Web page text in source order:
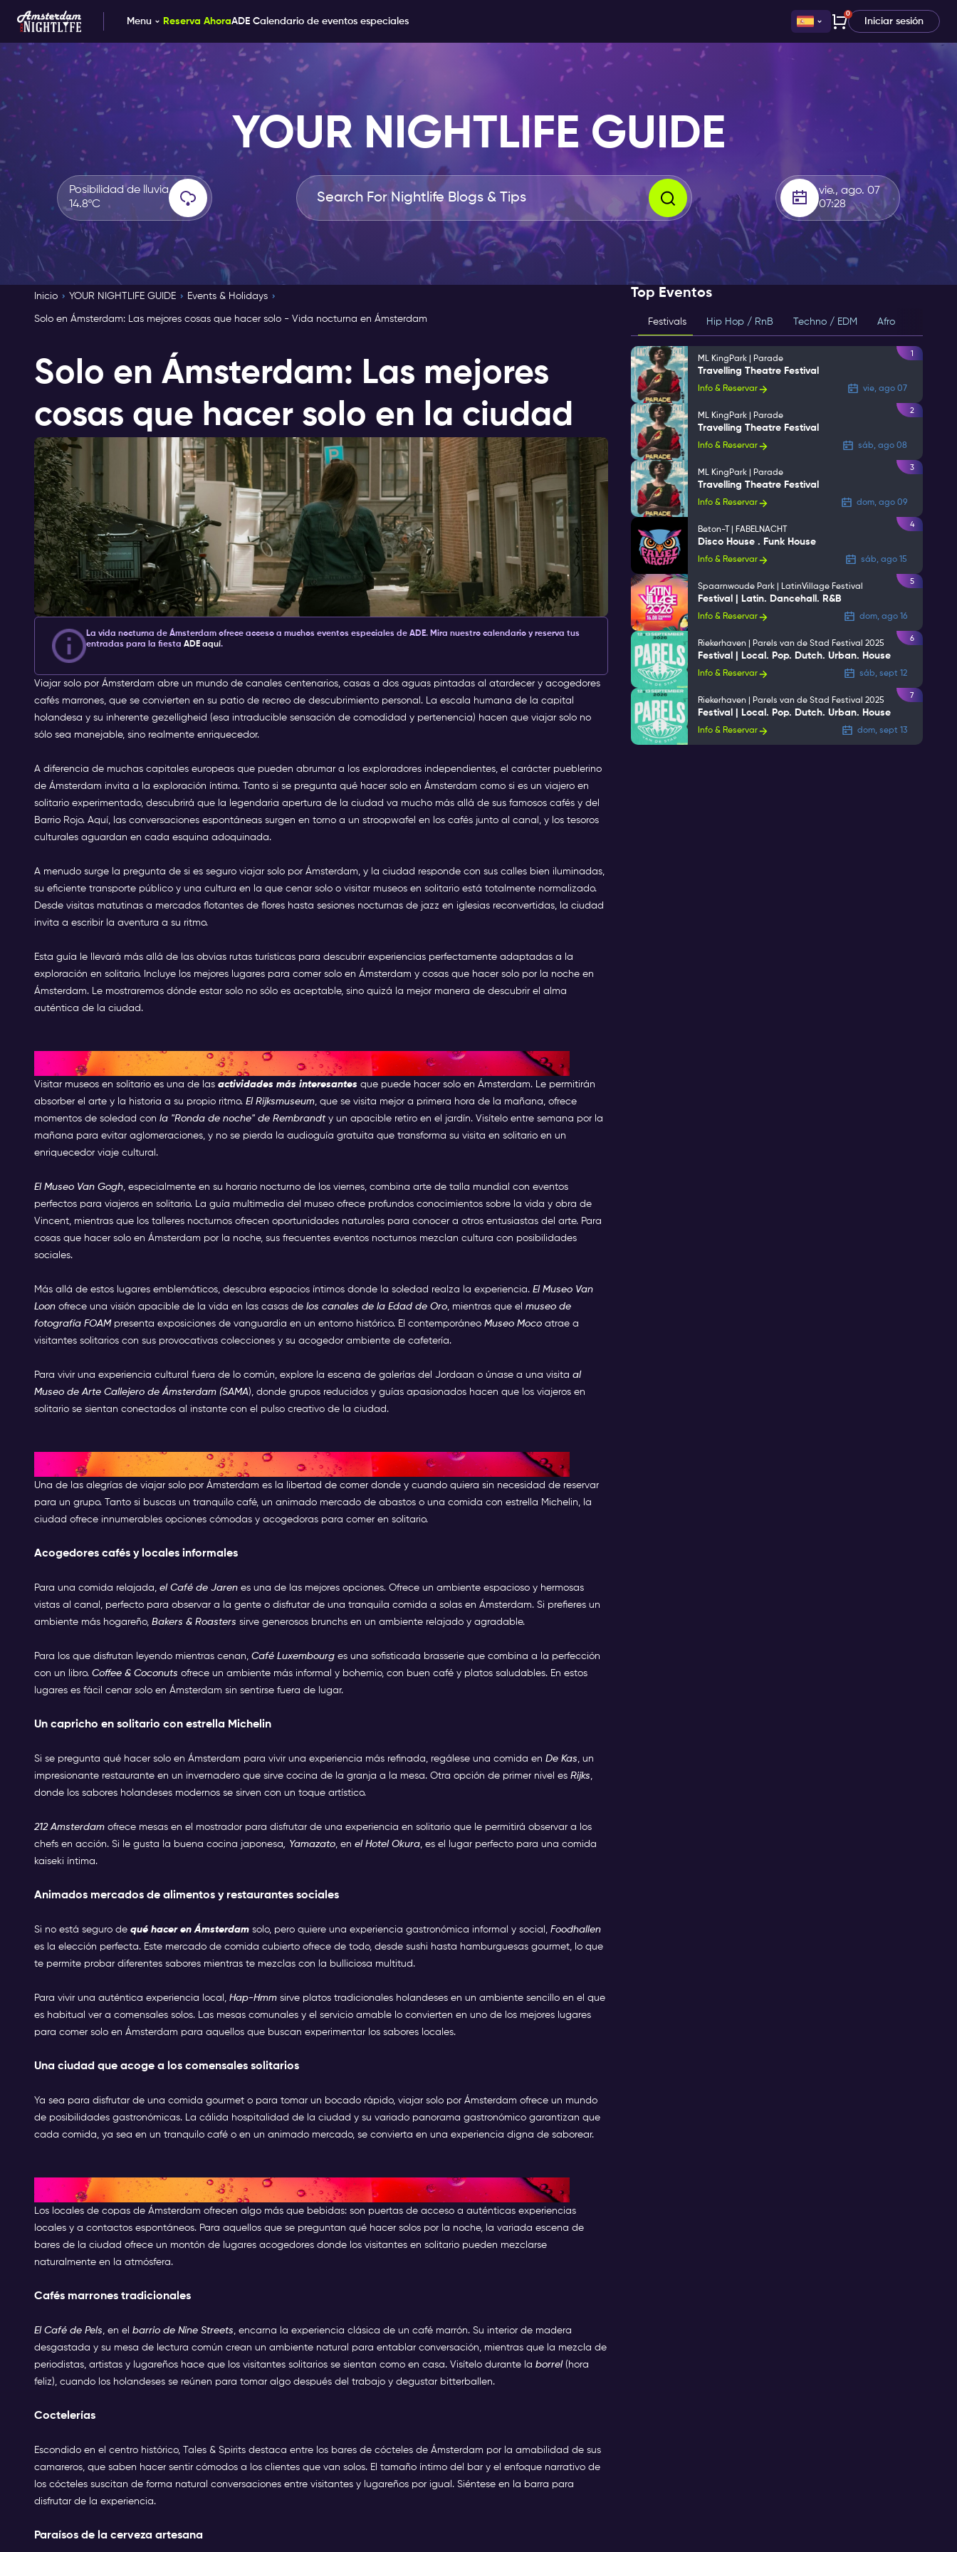
Menu Reserva AhoraADE Calendario de eventos especiales
0
Iniciar sesión
YOUR NIGHTLIFE GUIDE
Posibilidad de lluvia
14.8ºC
vie., ago. 07
07:28
Inicio YOUR NIGHTLIFE GUIDE Events & Holidays
Solo en Ámsterdam: Las mejores cosas que hacer solo - Vida nocturna en Ámsterdam
Solo en Ámsterdam: Las mejores
cosas que hacer solo en la ciudad
La vida nocturna de Ámsterdam ofrece acceso a muchos eventos especiales de ADE. Mira nuestro calendario y reserva tus
entradas para la fiesta ADE aquí.
Viajar solo por Ámsterdam abre un mundo de canales centenarios, casas a dos aguas pintadas al atardecer y acogedores
cafés marrones, que se convierten en su patio de recreo de descubrimiento personal. La escala humana de la capital
holandesa y su inherente gezelligheid (esa intraducible sensación de comodidad y pertenencia) hacen que viajar solo no
sólo sea manejable, sino realmente enriquecedor.
A diferencia de muchas capitales europeas que pueden abrumar a los exploradores independientes, el carácter pueblerino
de Ámsterdam invita a la exploración íntima. Tanto si se pregunta qué hacer solo en Ámsterdam como si es un viajero en
solitario experimentado, descubrirá que la legendaria apertura de la ciudad va mucho más allá de sus famosos cafés y del
Barrio Rojo. Aquí, las conversaciones espontáneas surgen en torno a un stroopwafel en los cafés junto al canal, y los tesoros
culturales aguardan en cada esquina adoquinada.
A menudo surge la pregunta de si es seguro viajar solo por Ámsterdam, y la ciudad responde con sus calles bien iluminadas,
su eficiente transporte público y una cultura en la que cenar solo o visitar museos en solitario está totalmente normalizado.
Desde visitas matutinas a mercados flotantes de flores hasta sesiones nocturnas de jazz en iglesias reconvertidas, la ciudad
invita a escribir la aventura a su ritmo.
Esta guía le llevará más allá de las obvias rutas turísticas para descubrir experiencias perfectamente adaptadas a la
exploración en solitario. Incluye los mejores lugares para comer solo en Ámsterdam y cosas que hacer solo por la noche en
Ámsterdam. Le mostraremos dónde estar solo no sólo es aceptable, sino quizá la mejor manera de descubrir el alma
auténtica de la ciudad.
Explorar en solitario los tesoros culturales de Ámsterdam
Visitar museos en solitario es una de las actividades más interesantes que puede hacer solo en Ámsterdam. Le permitirán
absorber el arte y la historia a su propio ritmo. El Rijksmuseum, que se visita mejor a primera hora de la mañana, ofrece
momentos de soledad con la "Ronda de noche" de Rembrandt y un apacible retiro en el jardín. Visítelo entre semana por la
mañana para evitar aglomeraciones, y no se pierda la audioguía gratuita que transforma su visita en solitario en un
enriquecedor viaje cultural.
El Museo Van Gogh, especialmente en su horario nocturno de los viernes, combina arte de talla mundial con eventos
perfectos para viajeros en solitario. La guía multimedia del museo ofrece profundos conocimientos sobre la vida y obra de
Vincent, mientras que los talleres nocturnos ofrecen oportunidades naturales para conocer a otros entusiastas del arte. Para
cosas que hacer solo en Ámsterdam por la noche, sus frecuentes eventos nocturnos mezclan cultura con posibilidades
sociales.
Más allá de estos lugares emblemáticos, descubra espacios íntimos donde la soledad realza la experiencia. El Museo Van
Loon ofrece una visión apacible de la vida en las casas de los canales de la Edad de Oro, mientras que el museo de
fotografía FOAM presenta exposiciones de vanguardia en un entorno histórico. El contemporáneo Museo Moco atrae a
visitantes solitarios con sus provocativas colecciones y su acogedor ambiente de cafetería.
Para vivir una experiencia cultural fuera de lo común, explore la escena de galerías del Jordaan o únase a una visita al
Museo de Arte Callejero de Ámsterdam (SAMA), donde grupos reducidos y guías apasionados hacen que los viajeros en
solitario se sientan conectados al instante con el pulso creativo de la ciudad.
Cenar solo en Ámsterdam: Los mejores sitios para comer solo
Una de las alegrías de viajar solo por Ámsterdam es la libertad de comer donde y cuando quiera sin necesidad de reservar
para un grupo. Tanto si buscas un tranquilo café, un animado mercado de abastos o una comida con estrella Michelin, la
ciudad ofrece innumerables opciones cómodas y acogedoras para comer en solitario.
Acogedores cafés y locales informales
Para una comida relajada, el Café de Jaren es una de las mejores opciones. Ofrece un ambiente espacioso y hermosas
vistas al canal, perfecto para observar a la gente o disfrutar de una tranquila comida a solas en Ámsterdam. Si prefieres un
ambiente más hogareño, Bakers & Roasters sirve generosos brunchs en un ambiente relajado y agradable.
Para los que disfrutan leyendo mientras cenan, Café Luxembourg es una sofisticada brasserie que combina a la perfección
con un libro. Coffee & Coconuts ofrece un ambiente más informal y bohemio, con buen café y platos saludables. En estos
lugares es fácil cenar solo en Ámsterdam sin sentirse fuera de lugar.
Un capricho en solitario con estrella Michelin
Si se pregunta qué hacer solo en Ámsterdam para vivir una experiencia más refinada, regálese una comida en De Kas, un
impresionante restaurante en un invernadero que sirve cocina de la granja a la mesa. Otra opción de primer nivel es Rijks,
donde los sabores holandeses modernos se sirven con un toque artístico.
212 Amsterdam ofrece mesas en el mostrador para disfrutar de una experiencia en solitario que le permitirá observar a los
chefs en acción. Si le gusta la buena cocina japonesa, Yamazato, en el Hotel Okura, es el lugar perfecto para una comida
kaiseki íntima.
Animados mercados de alimentos y restaurantes sociales
Si no está seguro de qué hacer en Ámsterdam solo, pero quiere una experiencia gastronómica informal y social, Foodhallen
es la elección perfecta. Este mercado de comida cubierto ofrece de todo, desde sushi hasta hamburguesas gourmet, lo que
te permite probar diferentes sabores mientras te mezclas con la bulliciosa multitud.
Para vivir una auténtica experiencia local, Hap-Hmm sirve platos tradicionales holandeses en un ambiente sencillo en el que
es habitual ver a comensales solos. Las mesas comunales y el servicio amable lo convierten en uno de los mejores lugares
para comer solo en Ámsterdam para aquellos que buscan experimentar los sabores locales.
Una ciudad que acoge a los comensales solitarios
Ya sea para disfrutar de una comida gourmet o para tomar un bocado rápido, viajar solo por Ámsterdam ofrece un mundo
de posibilidades gastronómicas. La cálida hospitalidad de la ciudad y su variado panorama gastronómico garantizan que
cada comida, ya sea en un tranquilo café o en un animado mercado, se convierta en una experiencia digna de saborear.
Los mejores bares para ir solo en Ámsterdam
Los locales de copas de Ámsterdam ofrecen algo más que bebidas: son puertas de acceso a auténticas experiencias
locales y a contactos espontáneos. Para aquellos que se preguntan qué hacer solos por la noche, la variada escena de
bares de la ciudad ofrece un montón de lugares acogedores donde los visitantes en solitario pueden mezclarse
naturalmente en la atmósfera.
Cafés marrones tradicionales
El Café de Pels, en el barrio de Nine Streets, encarna la experiencia clásica de un café marrón. Su interior de madera
desgastada y su mesa de lectura común crean un ambiente natural para entablar conversación, mientras que la mezcla de
periodistas, artistas y lugareños hace que los visitantes solitarios se sientan como en casa. Visítelo durante la borrel (hora
feliz), cuando los holandeses se reúnen para tomar algo después del trabajo y degustar bitterballen.
Coctelerías
Escondido en el centro histórico, Tales & Spirits destaca entre los bares de cócteles de Ámsterdam por la amabilidad de sus
camareros, que saben hacer sentir cómodos a los clientes que van solos. El tamaño íntimo del bar y el enfoque narrativo de
los cócteles suscitan de forma natural conversaciones entre visitantes y lugareños por igual. Siéntese en la barra para
disfrutar de la experiencia.
Paraísos de la cerveza artesana
Top Eventos
Festivals Hip Hop / RnB Techno / EDM Afro
ML KingPark | Parade
Travelling Theatre Festival
Info & Reservar vie, ago 07
1
ML KingPark | Parade
Travelling Theatre Festival
Info & Reservar sáb, ago 08
2
ML KingPark | Parade
Travelling Theatre Festival
Info & Reservar dom, ago 09
3
Beton-T | FABELNACHT
Disco House . Funk House
Info & Reservar sáb, ago 15
4
Spaarnwoude Park | LatinVillage Festival
Festival | Latin. Dancehall. R&B
Info & Reservar dom, ago 16
5
Riekerhaven | Parels van de Stad Festival 2025
Festival | Local. Pop. Dutch. Urban. House
Info & Reservar sáb, sept 12
6
Riekerhaven | Parels van de Stad Festival 2025
Festival | Local. Pop. Dutch. Urban. House
Info & Reservar dom, sept 13
7